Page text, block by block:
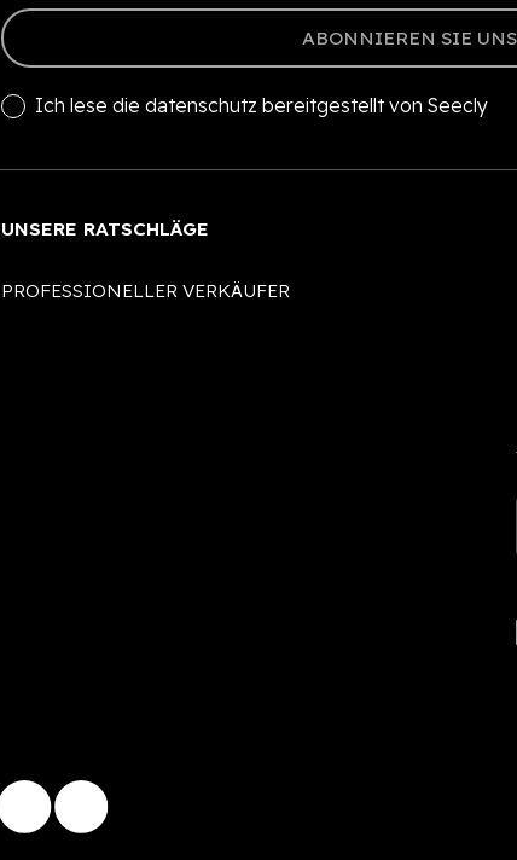
ABONNIEREN SIE
Ich lese die datenschutz bereitgestellt von Seecly
UNSERE RATSCHLÄGE
PROFESSIONELLER VERKÄUFER